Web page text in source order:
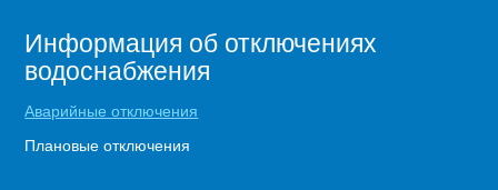
Информация об отключениях
водоснабжения
Аварийные отключения
Плановые отключения